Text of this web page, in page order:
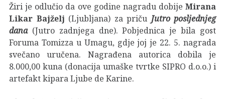
Žiri je odlučio da ove godine nagradu dobije Mirana
Likar Bajželj (Ljubljana) za priču Jutro posljednjeg
dana(Jutro zadnjega dne). Pobjednica je bila gost
Foruma Tomizza u Umagu, gdje joj je 22. 5. nagrada
svečano uručena. Nagrađena autorica dobila je
8.000,00 kuna (donacija umaške tvrtke SIPRO d.o.o.) i
artefakt kipara Ljube de Karine.